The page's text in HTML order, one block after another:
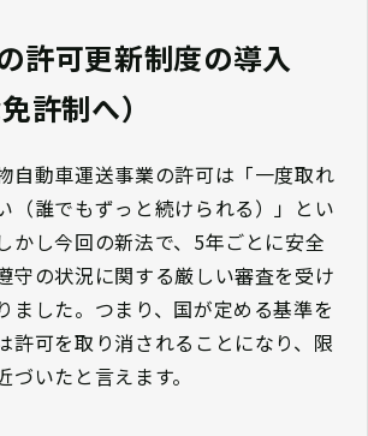
許可更新制度の導入
許制へ）
自動車運送事業の許可は「一度取れ
（誰でもずっと続けられる）」とい
かし今回の新法で、5年ごとに安全
守の状況に関する厳しい審査を受け
ました。つまり、国が定める基準を
許可を取り消されることになり、限
づいたと言えます。